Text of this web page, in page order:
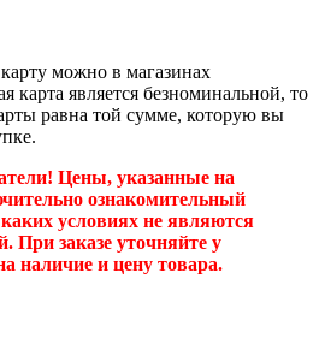
можно в магазинах
карта является безноминальной, то
равна той сумме, которую вы
Цены, указанные на
ознакомительный
условиях не являются
При заказе уточняйте у
наличие и цену товара.